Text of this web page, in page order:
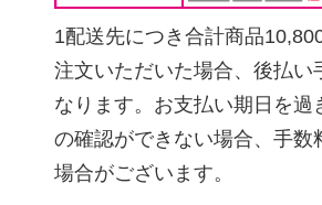
1配送先につき合計商品
注文いただいた場合、後払い
なります。お支払い期日を過
の確認ができない場合、手数
場合がございます。